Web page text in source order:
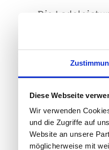
Diese Webseite
Wir verwenden
und die Zugriffe auf
Website an unsere
möglicherweise mit
Die
Wasserkocher
Ein E-Auto
maximale